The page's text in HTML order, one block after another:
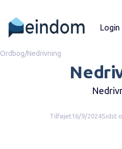
Login
Ordbog/Nedrivning
Tilføjet16/9/2024Sidst